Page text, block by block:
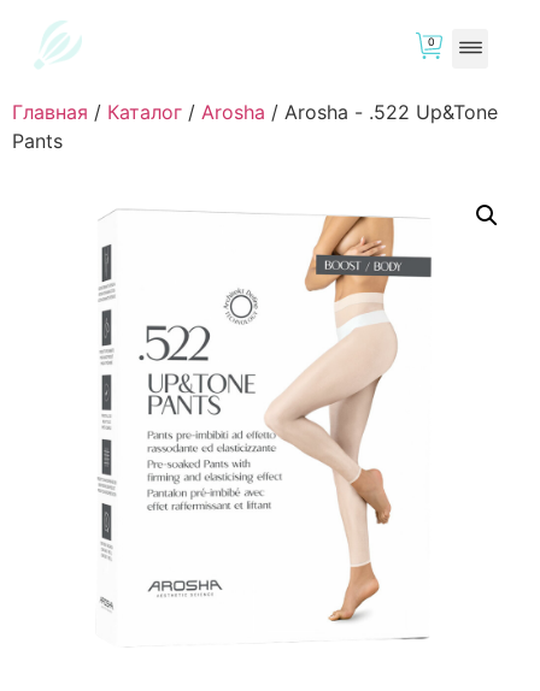
0
Главная / Каталог / Arosha / Arosha - .522 Up&Tone
Pants